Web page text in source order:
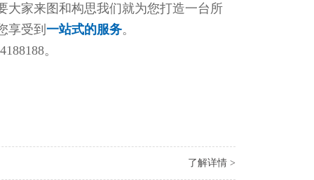
大家来图和构思我们就为您打造一台所
享受到 一站式的服务。
。
了解详情 >